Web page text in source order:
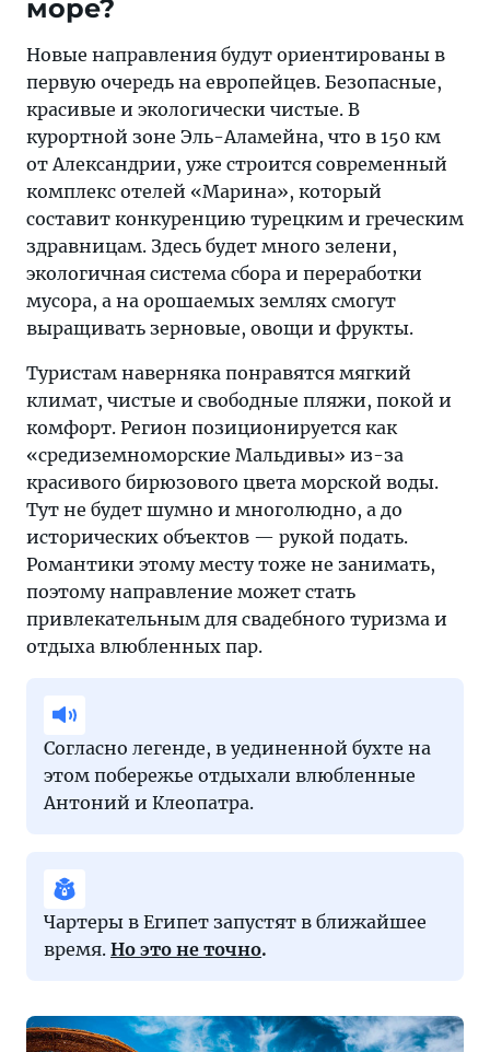
море?
Новые направления будут ориентированы в
первую очередь на европейцев. Безопасные,
красивые и экологически чистые. В
курортной зоне Эль-Аламейна, что в 150 км
от Александрии, уже строится современный
комплекс отелей «Марина», который
составит конкуренцию турецким и греческим
здравницам. Здесь будет много зелени,
экологичная система сбора и переработки
мусора, а на орошаемых землях смогут
выращивать зерновые, овощи и фрукты.
Туристам наверняка понравятся мягкий
климат, чистые и свободные пляжи, покой и
комфорт. Регион позиционируется как
«средиземноморские Мальдивы» из-за
красивого бирюзового цвета морской воды.
Тут не будет шумно и многолюдно, а до
исторических объектов — рукой подать.
Романтики этому месту тоже не занимать,
поэтому направление может стать
привлекательным для свадебного туризма и
отдыха влюбленных пар.
Согласно легенде, в уединенной бухте на
этом побережье отдыхали влюбленные
Антоний и Клеопатра.
Чартеры в Египет запустят в ближайшее
время. Но это не точно.